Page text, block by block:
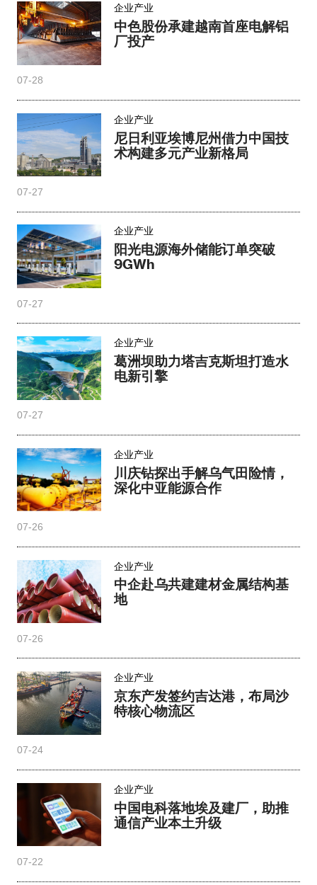
企业产业
中色股份承建越南首座电解铝
厂投产
07-28
企业产业
尼日利亚埃博尼州借力中国技
术构建多元产业新格局
07-27
企业产业
阳光电源海外储能订单突破
9GWh
07-27
企业产业
葛洲坝助力塔吉克斯坦打造水
电新引擎
07-27
企业产业
川庆钻探出手解乌气田险情，
深化中亚能源合作
07-26
企业产业
中企赴乌共建建材金属结构基
地
07-26
企业产业
京东产发签约吉达港，布局沙
特核心物流区
07-24
企业产业
中国电科落地埃及建厂，助推
通信产业本土升级
07-22